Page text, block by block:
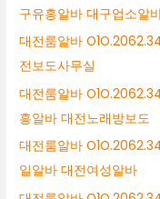
구유흥알바 대구업소알
대전룸알바
전보도사무실
대전룸알바
흥알바 대전노래방보도
대전룸알바
일알바 대전여성알바